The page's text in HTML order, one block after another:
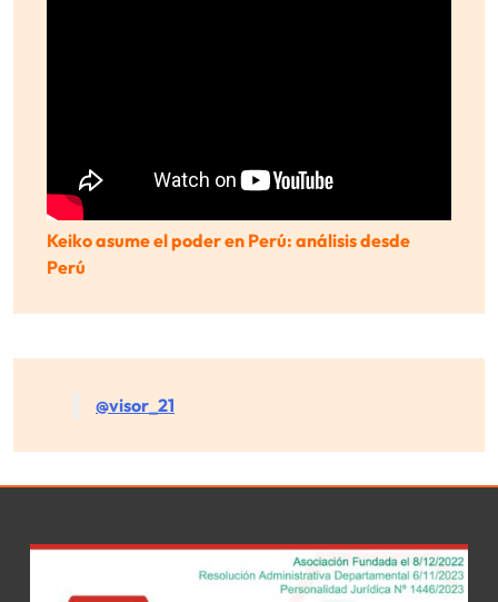
Keiko asume el poder en Perú: análisis desde
Perú
@visor_21